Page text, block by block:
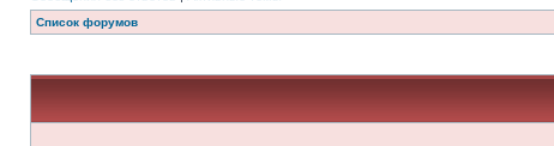
Список форумов